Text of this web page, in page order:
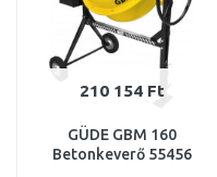
210 154 Ft
GÜDE GBM 160
Betonkeverő 55456